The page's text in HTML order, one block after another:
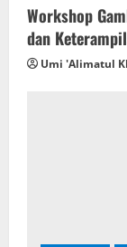
Workshop
dan
Umi 'Alimatul